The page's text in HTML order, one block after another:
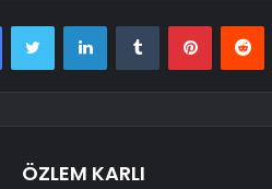
FacebookTwitter LinkedInTumblr Pinterest
ÖZLEM KARLI